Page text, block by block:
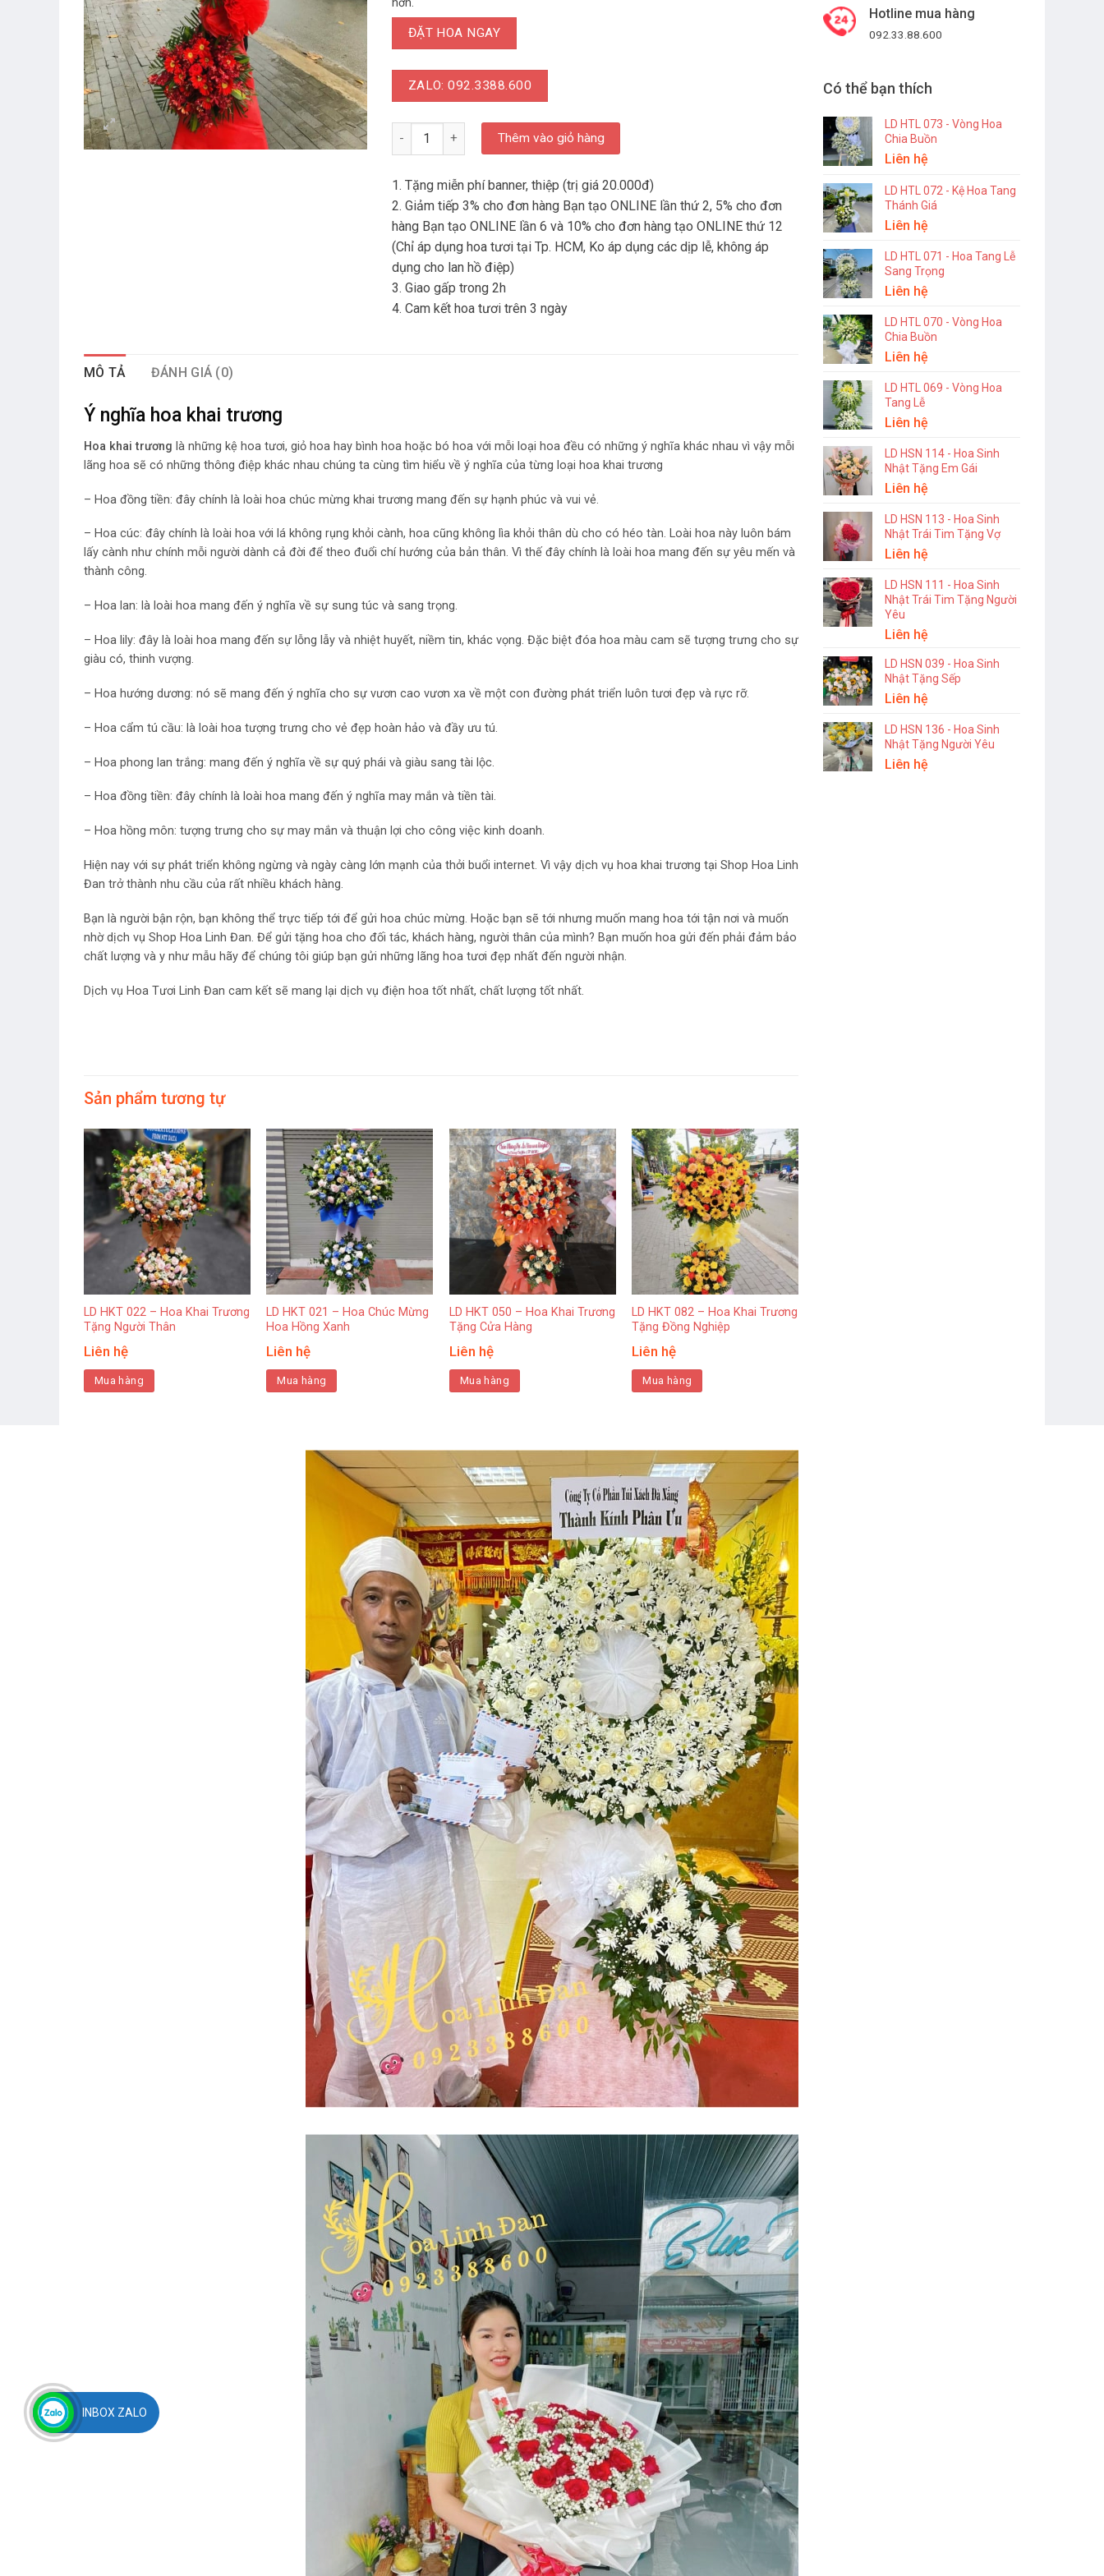
Hotline mua hàng
092.33.88.600
Có thể bạn thích
LD HTL 073 - Vòng Hoa
Chia Buồn
Liên hệ
LD HTL 072 - Kệ Hoa Tang
Thánh Giá
Liên hệ
LD HTL 071 - Hoa Tang Lễ
Sang Trọng
Liên hệ
LD HTL 070 - Vòng Hoa
Chia Buồn
Liên hệ
LD HTL 069 - Vòng Hoa
Tang Lễ
Liên hệ
LD HSN 114 - Hoa Sinh
Nhật Tặng Em Gái
Liên hệ
LD HSN 113 - Hoa Sinh
Nhật Trái Tim Tặng Vợ
Liên hệ
LD HSN 111 - Hoa Sinh
Nhật Trái Tim Tặng Người
Yêu
Liên hệ
LD HSN 039 - Hoa Sinh
Nhật Tặng Sếp
Liên hệ
LD HSN 136 - Hoa Sinh
Nhật Tặng Người Yêu
Liên hệ
ĐẶT HOA NGAY
ZALO: 092.3388.600
LD HKT 086 - Hoa Chúc Mừng Lễ Khởi Công số lượng
Thêm vào giỏ hàng
1. Tặng miễn phí banner, thiệp (trị giá 20.000đ)
2. Giảm tiếp 3% cho đơn hàng Bạn tạo ONLINE lần thứ 2, 5% cho đơn
hàng Bạn tạo ONLINE lần 6 và 10% cho đơn hàng tạo ONLINE thứ 12
(Chỉ áp dụng hoa tươi tại Tp. HCM, Ko áp dụng các dịp lễ, không áp
dụng cho lan hồ điệp)
3. Giao gấp trong 2h
4. Cam kết hoa tươi trên 3 ngày
MÔ TẢ ĐÁNH GIÁ (0)
Ý nghĩa hoa khai trương
Hoa khai trương là những kệ hoa tươi, giỏ hoa hay bình hoa hoặc bó hoa với mỗi loại hoa đều có những ý nghĩa khác nhau vì vậy mỗi
lãng hoa sẽ có những thông điệp khác nhau chúng ta cùng tìm hiểu về ý nghĩa của từng loại hoa khai trương
– Hoa đồng tiền: đây chính là loài hoa chúc mừng khai trương mang đến sự hạnh phúc và vui vẻ.
– Hoa cúc: đây chính là loài hoa với lá không rụng khỏi cành, hoa cũng không lìa khỏi thân dù cho có héo tàn. Loài hoa này luôn bám
lấy cành như chính mỗi người dành cả đời để theo đuổi chí hướng của bản thân. Vì thế đây chính là loài hoa mang đến sự yêu mến và
thành công.
– Hoa lan: là loài hoa mang đến ý nghĩa về sự sung túc và sang trọng.
– Hoa lily: đây là loài hoa mang đến sự lỗng lẫy và nhiệt huyết, niềm tin, khác vọng. Đặc biệt đóa hoa màu cam sẽ tượng trưng cho sự
giàu có, thinh vượng.
– Hoa hướng dương: nó sẽ mang đến ý nghĩa cho sự vươn cao vươn xa về một con đường phát triển luôn tươi đẹp và rực rỡ.
– Hoa cẩm tú cầu: là loài hoa tượng trưng cho vẻ đẹp hoàn hảo và đầy ưu tú.
– Hoa phong lan trắng: mang đến ý nghĩa về sự quý phái và giàu sang tài lộc.
– Hoa đồng tiền: đây chính là loài hoa mang đến ý nghĩa may mắn và tiền tài.
– Hoa hồng môn: tượng trưng cho sự may mắn và thuận lợi cho công việc kinh doanh.
Hiện nay với sự phát triển không ngừng và ngày càng lớn mạnh của thởi buổi internet. Vì vậy dịch vụ hoa khai trương tại Shop Hoa Linh
Đan trở thành nhu cầu của rất nhiều khách hàng.
Bạn là người bận rộn, bạn không thể trực tiếp tới để gửi hoa chúc mừng. Hoặc bạn sẽ tới nhưng muốn mang hoa tới tận nơi và muốn
nhờ dịch vụ Shop Hoa Linh Đan. Để gửi tặng hoa cho đối tác, khách hàng, người thân của mình? Bạn muốn hoa gửi đến phải đảm bảo
chất lượng và y như mẫu hãy để chúng tôi giúp bạn gửi những lãng hoa tươi đẹp nhất đến người nhận.
Dịch vụ Hoa Tươi Linh Đan cam kết sẽ mang lại dịch vụ điện hoa tốt nhất, chất lượng tốt nhất.
Sản phẩm tương tự
LD HKT 022 – Hoa Khai Trương
Tặng Người Thân
Liên hệ
Mua hàng
LD HKT 021 – Hoa Chúc Mừng
Hoa Hồng Xanh
Liên hệ
Mua hàng
LD HKT 050 – Hoa Khai Trương
Tặng Cửa Hàng
Liên hệ
Mua hàng
LD HKT 082 – Hoa Khai Trương
Tặng Đồng Nghiệp
Liên hệ
Mua hàng
INBOX ZALO